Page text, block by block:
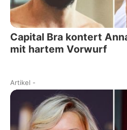
Capital Bra kontert
mit hartem Vorwurf
Artikel -